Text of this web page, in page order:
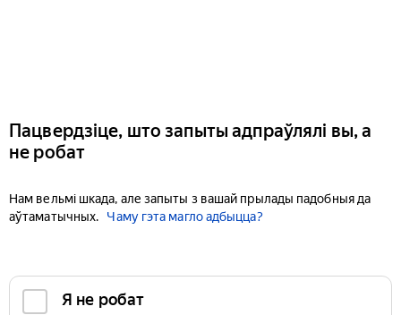
Пацвердзіце, што запыты адпраўлялі вы, а
не робат
Нам вельмі шкада, але запыты з вашай прылады падобныя да
аўтаматычных.
Чаму гэта магло адбыцца?
Я не робат